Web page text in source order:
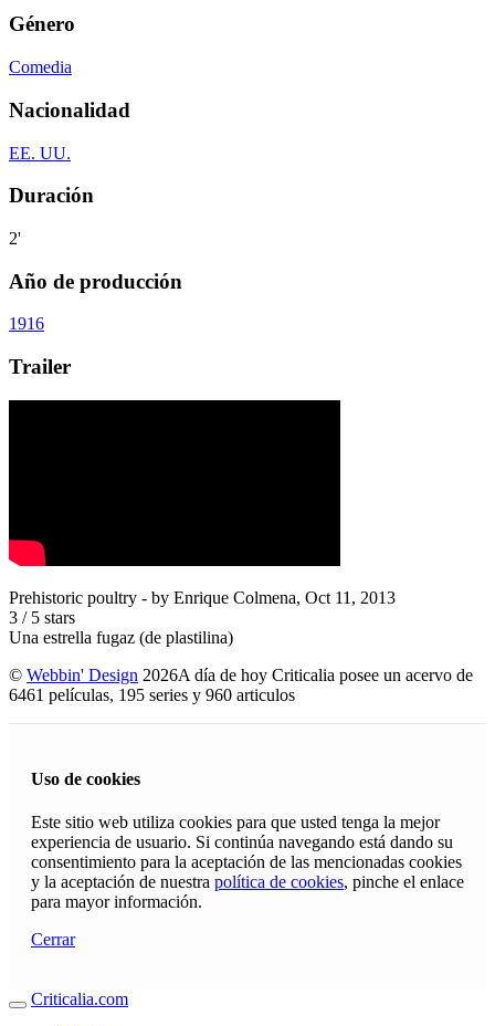
Género
Comedia
Nacionalidad
EE. UU.
Duración
2'
Año de producción
1916
Trailer
Prehistoric poultry - by Enrique Colmena, Oct 11, 2013
3 / 5 stars
Una estrella fugaz (de plastilina)
© Webbin' Design 2026A día de hoy Criticalia posee un acervo de
6461 películas, 195 series y 960 articulos
Uso de cookies
Este sitio web utiliza cookies para que usted tenga la mejor
experiencia de usuario. Si continúa navegando está dando su
consentimiento para la aceptación de las mencionadas cookies
y la aceptación de nuestra política de cookies, pinche el enlace
para mayor información.
Cerrar
Criticalia.com